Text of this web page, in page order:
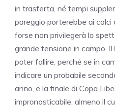
in trasferta, né tempi
pareggio porterebbe ai calci
forse non privilegerà lo
grande tensione in campo. Il
poter fallire, perché se in
indicare un probabile
anno, e la finale di Copa
impronosticabile, almeno il